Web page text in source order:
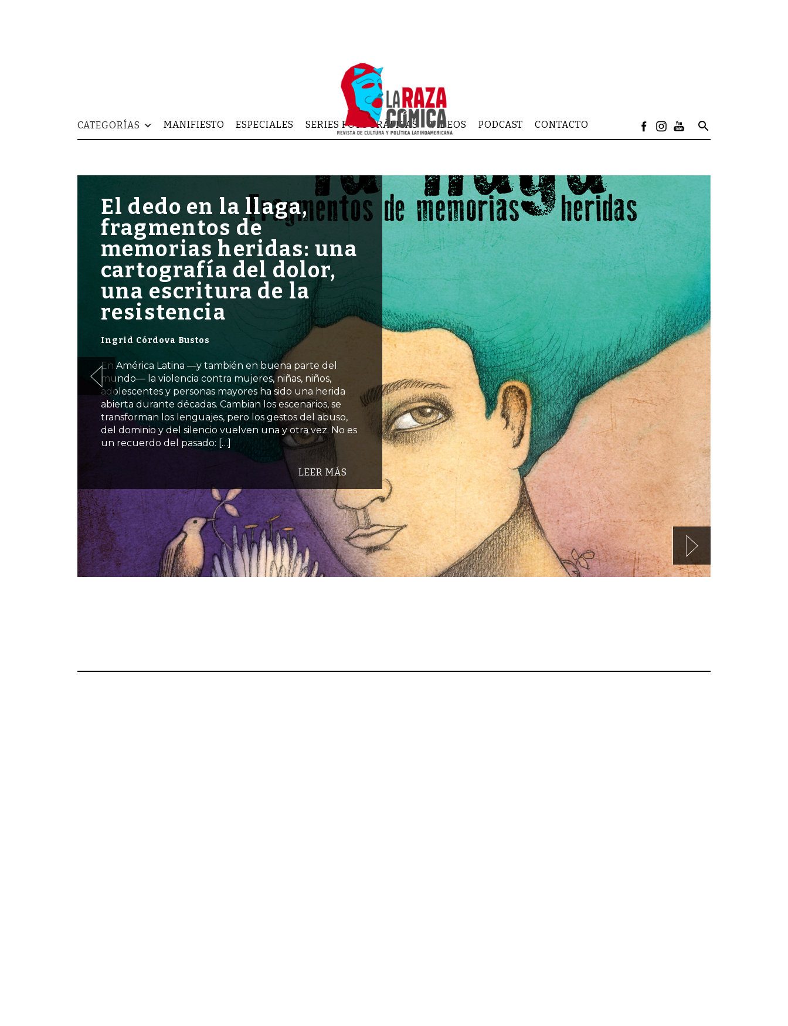
CATEGORÍAS MANIFIESTO ESPECIALES SERIES FOTOGRÁFICAS VIDEOS PODCAST CONTACTO
El dedo en la llaga,
fragmentos de
memorias heridas: una
cartografía del dolor,
una escritura de la
resistencia
Ingrid Córdova Bustos
En América Latina —y también en buena parte del
mundo— la violencia contra mujeres, niñas, niños,
adolescentes y personas mayores ha sido una herida
abierta durante décadas. Cambian los escenarios, se
transforman los lenguajes, pero los gestos del abuso,
del dominio y del silencio vuelven una y otra vez. No es
un recuerdo del pasado: […]
LEER MÁS